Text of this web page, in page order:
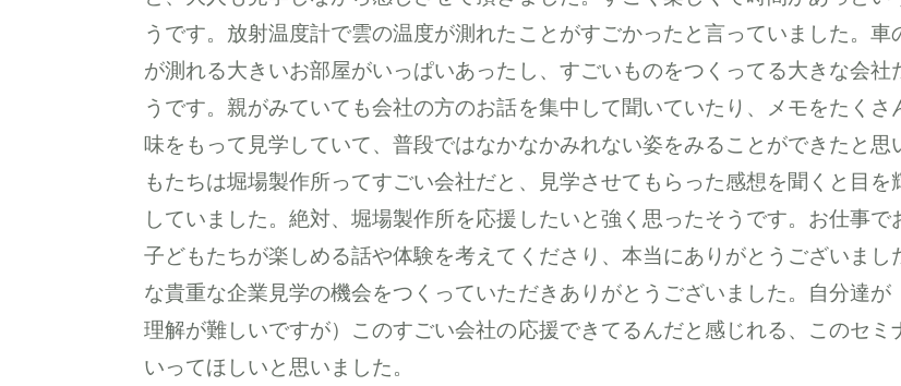
うです。放射温度計で雲の温度が測れたことがすごかったと言っていました。車
が測れる大きいお部屋がいっぱいあったし、すごいものをつくってる大きな会社
うです。親がみていても会社の方のお話を集中して聞いていたり、メモをたくさ
味をもって見学していて、普段ではなかなかみれない姿をみることができたと思
もたちは堀場製作所ってすごい会社だと、見学させてもらった感想を聞くと目を
していました。絶対、堀場製作所を応援したいと強く思ったそうです。お仕事で
子どもたちが楽しめる話や体験を考えてくださり、本当にありがとうございまし
な貴重な企業見学の機会をつくっていただきありがとうございました。自分達が
理解が難しいですが）このすごい会社の応援できてるんだと感じれる、このセミ
いってほしいと思いました。